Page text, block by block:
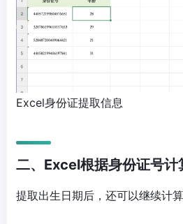
Excel身份证提取信息
二、Excel根据身份证号计
提取出生日期后，还可以继续计算